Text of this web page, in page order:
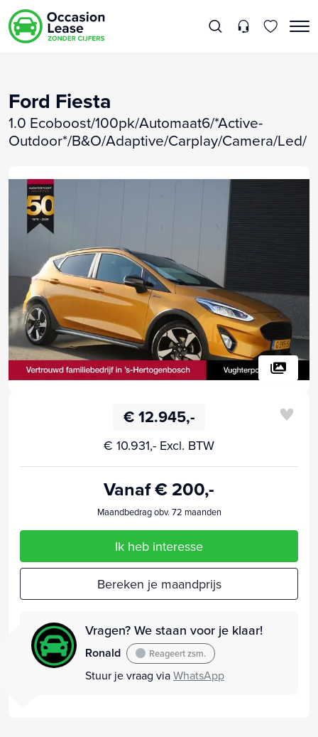
Ford Fiesta
1.0 Ecoboost/100pk/Automaat6/*Active-
Outdoor*/B&O/Adaptive/Carplay/Camera/Led/
€ 12.945,-
€ 10.931,- Excl. BTW
Vanaf € 200,-
Maandbedrag obv. 72 maanden
Ik heb interesse
Bereken je maandprijs
Vragen? We staan voor je klaar!
Ronald Reageert zsm.
Stuur je vraag viaWhatsApp